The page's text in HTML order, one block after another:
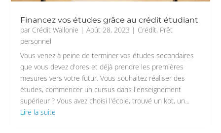
Financez vos études grâce au crédit étudiant
par Crédit Wallonie |Août 28, 2023 | Crédit, Prêt
personnel
Vous venez à peine de terminer vos études secondaires
que vous devez d'ores et déjà prendre les premières
mesures vers votre futur. Vous souhaitez réaliser des
études, commencer un cursus dans l'enseignement
supérieur ? Vous avez choisi l'école, trouvé un kot, un...
Lire la suite